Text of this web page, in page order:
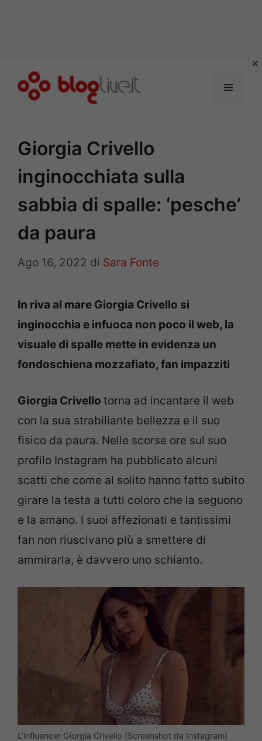
Menu
Giorgia Crivello
inginocchiata sulla
sabbia di spalle: ‘pesche’
da paura
Ago 16, 2022 di Sara Fonte
In riva al mare Giorgia Crivello si
inginocchia e infuoca non poco il web, la
visuale di spalle mette in evidenza un
fondoschiena mozzafiato, fan impazziti
Giorgia Crivello torna ad incantare il web
con la sua strabiliante bellezza e il suo
fisico da paura. Nelle scorse ore sul suo
profilo Instagram ha pubblicato alcuni
scatti che come al solito hanno fatto subito
girare la testa a tutti coloro che la seguono
e la amano. I suoi affezionati e tantissimi
fan non riuscivano più a smettere di
ammirarla, è davvero uno schianto.
L’influencer Giorgia Crivello (Screenshot da Instagram)